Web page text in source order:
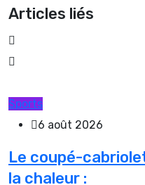
Articles liés
Sports
6 août 2026
Le coupé-
la chaleur :